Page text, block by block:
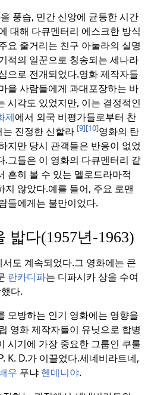
풍습, 민간 신앙에 균등한 시간
대해 다큐멘터리 에스크한 방식
요 줄거리는 친구 아눌라의 실명
적의 일꾼으로 칭송되는 세나라
으로 전개되었다.영화 제작자들
을 사람들에게 과대포장하는 바
시각도 있었지만, 이는 결정적인
제에서 외국 비평가들로부터 찬
진정한 신할라 [9][10]영화의 탄
지만 당시 관객들은 반응이 없었
.그들은 이 영화의 다큐멘터리 같
흔히 볼 수 있는 멜로드라마적
지 않았다.예를 들어, 주요 로맨
들에게는 불만이었다.
밟다(1957년-1963)
도 계속되었다.그 영화에는 큰
란카디파는 디파시카 상을 수여
다.
모방하는 인기 영화에는 영향을
영화 제작자들이 유닛으로 합병
시기에 가장 중요한 그룹인 쿠룰
K. D.가 이끌었다.세네비라트네,
우 푸냐 헨데니야.